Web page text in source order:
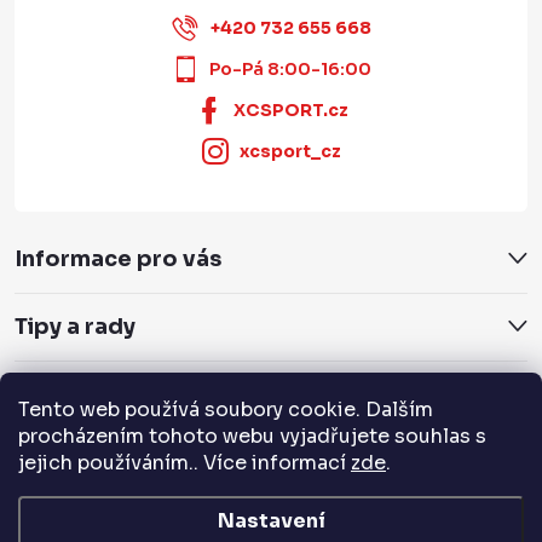
Tento web používá soubory cookie. Dalším
procházením tohoto webu vyjadřujete souhlas s
jejich používáním.. Více informací zde.
Nastavení
+420 732 655 668
Po-Pá 8:00-16:00
XCSPORT.cz
xcsport_cz
Informace pro vás
Tipy a rady
Servis a služby
Přijímáme online platby